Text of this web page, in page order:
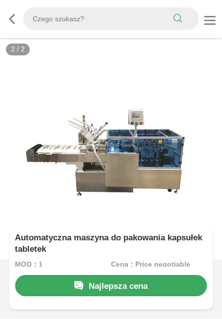
2 / 2
Automatyczna maszyna do pakowania kapsułek
tabletek
MOQ：1 Cena：Price negotiable
Najlepsza cena